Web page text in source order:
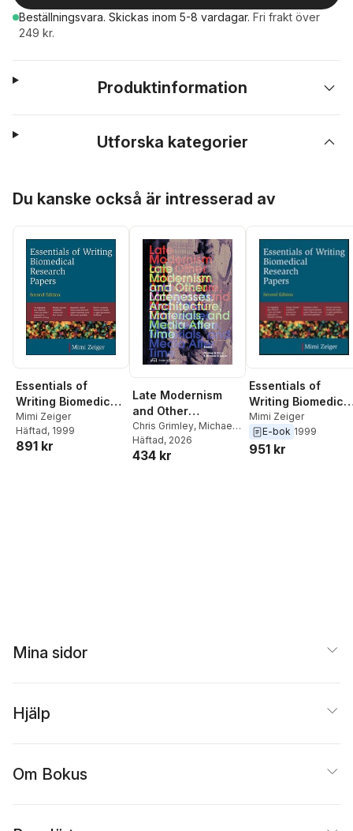
Beställningsvara. Skickas inom 5-8 vardagar. Fri frakt över
249 kr.
Produktinformation
Utforska kategorier
Du kanske också är intresserad av
Essentials of
Writing Biomedical
Research Papers.
Second Edition
Mimi Zeiger
Häftad, 1999
891 kr
Late Modernism
and Other
Latenesses
Chris Grimley, Michael
Kubo,Enrique Ramirez
Mimi Zeiger
Häftad, 2026
434 kr
Essentials of
Writing Biomedical
Research Papers.
Second Edition
Mimi Zeiger
E-bok 1999
951 kr
Mina sidor
Hjälp
Om Bokus